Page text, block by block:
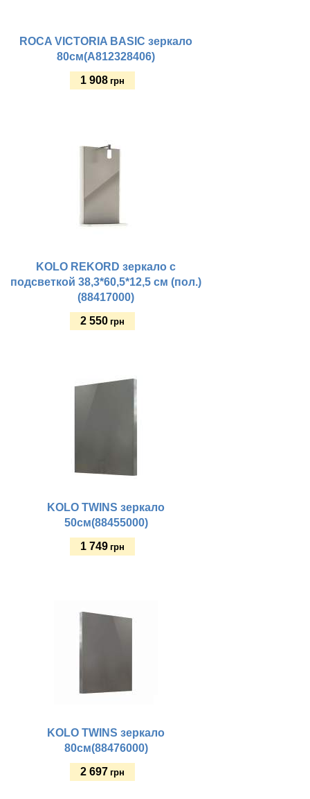
ROCA VICTORIA BASIC зеркало
80см(A812328406)
1 908 грн
KOLO REKORD зеркало с
подсветкой 38,3*60,5*12,5 см (пол.)
(88417000)
2 550 грн
KOLO TWINS зеркало
50cм(88455000)
1 749 грн
KOLO TWINS зеркало
80cм(88476000)
2 697 грн